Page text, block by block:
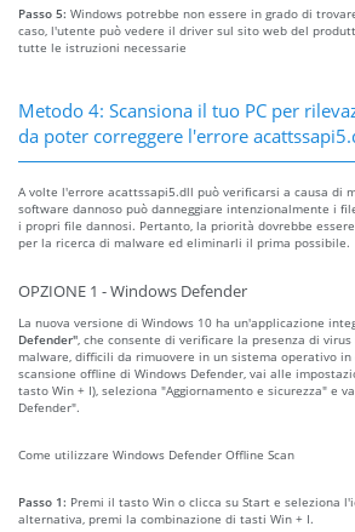
Passo 5: Windows potrebbe non essere in grado di
caso, l'utente può vedere il driver sul sito web del
tutte le istruzioni necessarie
Metodo 4: Scansiona il tuo PC per
da poter correggere l'errore
A volte l'errore acattssapi5.dll può verificarsi a causa di
software dannoso può danneggiare intenzionalmente i
i propri file dannosi. Pertanto, la priorità dovrebbe
per la ricerca di malware ed eliminarli il prima possibile.
OPZIONE 1 - Windows Defender
La nuova versione di Windows 10 ha un'applicazione
Defender" , che consente di verificare la presenza di
malware, difficili da rimuovere in un sistema operativo
scansione offline di Windows Defender, vai alle
tasto Win + I), seleziona "Aggiornamento e sicurezza" e
Defender".
Come utilizzare Windows Defender Offline Scan
Passo 1: Premi il tasto Win o clicca su Start e seleziona
alternativa, premi la combinazione di tasti Win + I.